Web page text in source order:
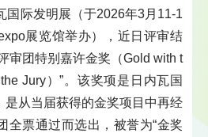
国际发明展（于2026年3月11-1
展览馆举办），近日评审结
审团特别嘉许金奖（Gold with t
Jury）”。该奖项是日内瓦国
是从当届获得的金奖项目中再经
全票通过而选出，被誉为“金奖